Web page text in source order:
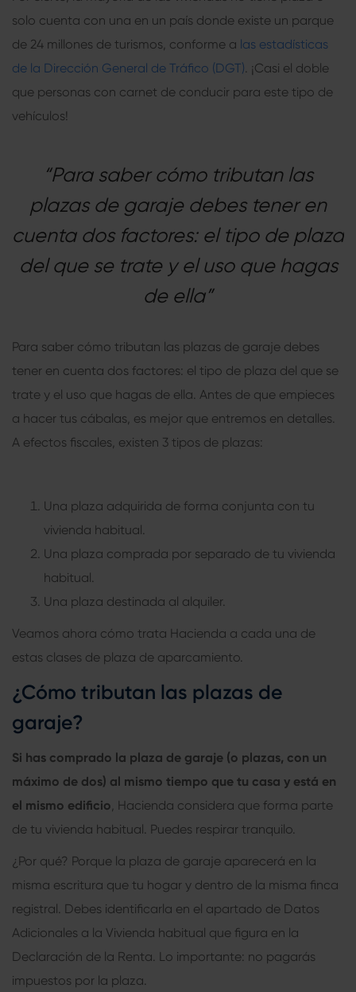
solo cuenta con una en un país donde existe un parque
de 24 millones de turismos, conforme a las estadísticas
de la Dirección General de Tráfico (DGT). ¡Casi el doble
que personas con carnet de conducir para este tipo de
vehículos!
“Para saber cómo tributan las
plazas de garaje debes tener en
cuenta dos factores: el tipo de plaza
del que se trate y el uso que hagas
de ella”
Para saber cómo tributan las plazas de garaje debes
tener en cuenta dos factores: el tipo de plaza del que se
trate y el uso que hagas de ella. Antes de que empieces
a hacer tus cábalas, es mejor que entremos en detalles.
A efectos fiscales, existen 3 tipos de plazas:
Una plaza adquirida de forma conjunta con tu
vivienda habitual.
Una plaza comprada por separado de tu vivienda
habitual.
Una plaza destinada al alquiler.
Veamos ahora cómo trata Hacienda a cada una de
estas clases de plaza de aparcamiento.
¿Cómo tributan las plazas de
garaje?
Si has comprado la plaza de garaje (o plazas, con un
máximo de dos) al mismo tiempo que tu casa y está en
el mismo edificio, Hacienda considera que forma parte
de tu vivienda habitual. Puedes respirar tranquilo.
¿Por qué? Porque la plaza de garaje aparecerá en la
misma escritura que tu hogar y dentro de la misma finca
registral. Debes identificarla en el apartado de Datos
Adicionales a la Vivienda habitual que figura en la
Declaración de la Renta. Lo importante: no pagarás
impuestos por la plaza.